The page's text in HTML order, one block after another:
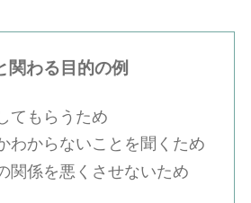
関わる目的の例
てもらうため
わからないことを聞くため
関係を悪くさせないため